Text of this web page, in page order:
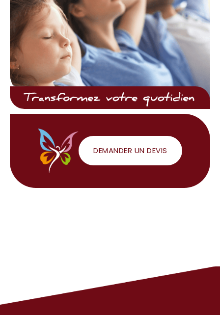
DEMANDER UN DEVIS